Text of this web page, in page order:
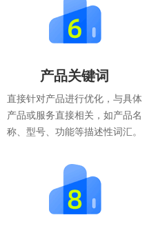
产品关键词
直接针对产品进行优化，与具体
产品或服务直接相关，如产品名
称、型号、功能等描述性词汇。